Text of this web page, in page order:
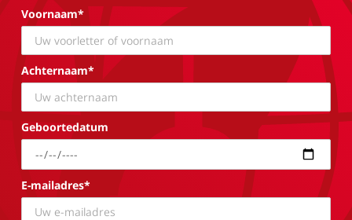
Voornaam*
Achternaam*
Geboortedatum
E-mailadres*